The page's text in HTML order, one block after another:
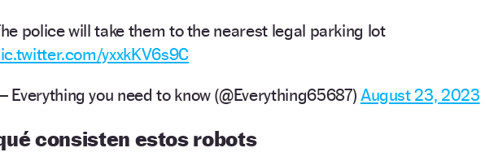
police will take them to the nearest legal parking lot
yxxkKV6s9C
Everything you need to know (@Everything65687) August 23, 2023
consisten estos robots